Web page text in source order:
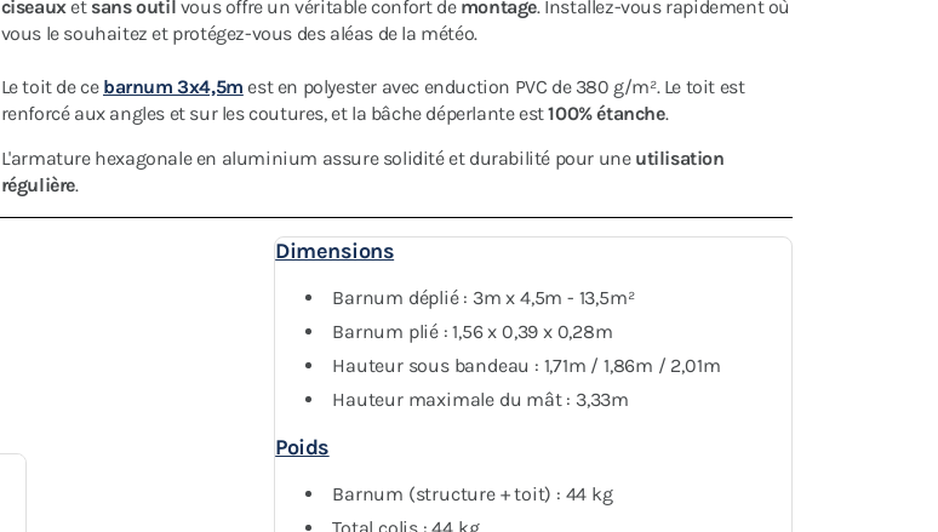
ciseauxet sans outil vous offre un véritable confort de montage. Installez-vous rapidement où
vous le souhaitez et protégez-vous des aléas de la météo.
Le toit de ce barnum 3x4,5m est en polyester avec enduction PVC de 380 g/m². Le toit est
renforcé aux angles et sur les coutures, et la bâche déperlante est100% étanche.
L'armature hexagonale en aluminium assure solidité et durabilité pour une utilisation
régulière.
Dimensions
Barnum déplié : 3m x 4,5m - 13,5m²
Barnum plié : 1,56 x 0,39 x 0,28m
Hauteur sous bandeau : 1,71m / 1,86m / 2,01m
Hauteur maximale du mât : 3,33m
Poids
Barnum (structure + toit) : 44 kg
Total colis : 44 kg